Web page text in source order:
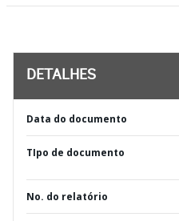
DETALHES
Data do documento
TIpo de documento
No. do relatório